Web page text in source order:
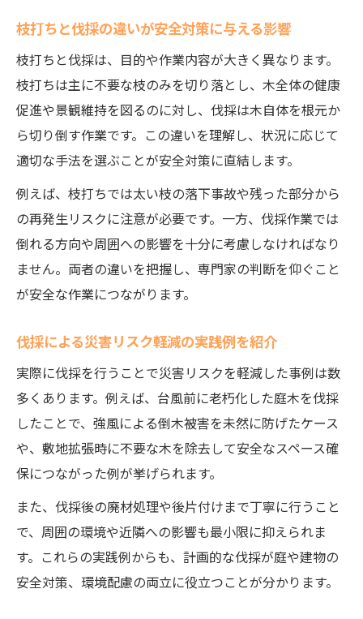
枝打ちと伐採の違いが安全対策に与える影響
枝打ちと伐採は、目的や作業内容が大きく異なります。
枝打ちは主に不要な枝のみを切り落とし、木全体の健康
促進や景観維持を図るのに対し、伐採は木自体を根元か
ら切り倒す作業です。この違いを理解し、状況に応じて
適切な手法を選ぶことが安全対策に直結します。
例えば、枝打ちでは太い枝の落下事故や残った部分から
の再発生リスクに注意が必要です。一方、伐採作業では
倒れる方向や周囲への影響を十分に考慮しなければなり
ません。両者の違いを把握し、専門家の判断を仰ぐこと
が安全な作業につながります。
伐採による災害リスク軽減の実践例を紹介
実際に伐採を行うことで災害リスクを軽減した事例は数
多くあります。例えば、台風前に老朽化した庭木を伐採
したことで、強風による倒木被害を未然に防げたケース
や、敷地拡張時に不要な木を除去して安全なスペース確
保につながった例が挙げられます。
また、伐採後の廃材処理や後片付けまで丁寧に行うこと
で、周囲の環境や近隣への影響も最小限に抑えられま
す。これらの実践例からも、計画的な伐採が庭や建物の
安全対策、環境配慮の両立に役立つことが分かります。